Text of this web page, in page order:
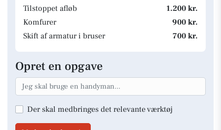
Tilstoppet afløb
1.200 kr.
Komfurer
900 kr.
Skift af armatur i bruser
700 kr.
Opret en opgave
Der skal medbringes det relevante værktøj